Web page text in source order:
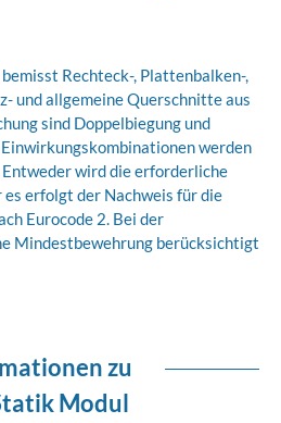
Rechteck-, Plattenbalken-,
und allgemeine Querschnitte aus
sind Doppelbiegung und
werden
Entweder wird die erforderliche
erfolgt der Nachweis für die
Eurocode 2. Bei der
Mindestbewehrung berücksichtigt
zu
Modul